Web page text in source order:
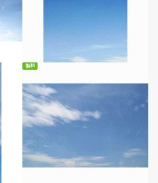
無料
無料ダウンロード